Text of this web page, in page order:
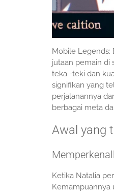
Mobile Legends:
jutaan pemain di
teka -teki dan
signifikan yang
perjalanannya
berbagai meta
Awal yang
Ketika Natalia
Kemampuannya